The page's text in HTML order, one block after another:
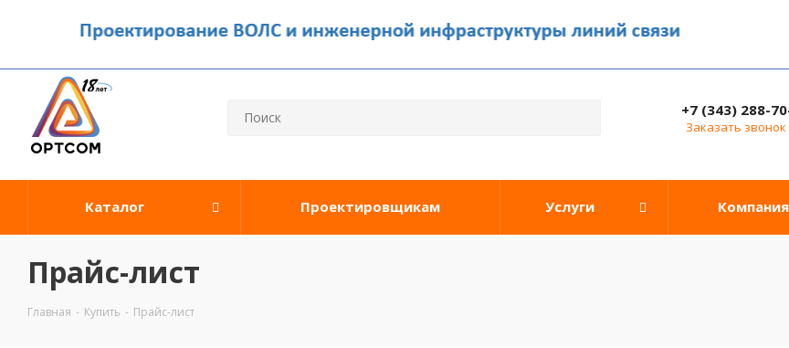
+7 (343) 288-
Заказать звонок
Каталог Проектировщикам Услуги Компания
Прайс-лист
Главная - Купить - Прайс-лист